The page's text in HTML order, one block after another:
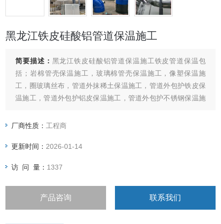
黑龙江铁皮硅酸铝管道保温施工
简要描述： 黑龙江铁皮硅酸铝管道保温施工铁皮管道保温包
括；岩棉管壳保温施工，玻璃棉管壳保温施工，像塑保温施
工，圈玻璃丝布，管道外抹稀土保温施工，管道外包护铁皮保
温施工，管道外包护铝皮保温施工，管道外包护不锈钢保温施
管道保温施工，罐体保温施工，设备保温施工，管道防腐除锈
厂商性质： 工程商
更新时间： 2026-01-14
访 问 量： 1337
产品咨询 联系我们